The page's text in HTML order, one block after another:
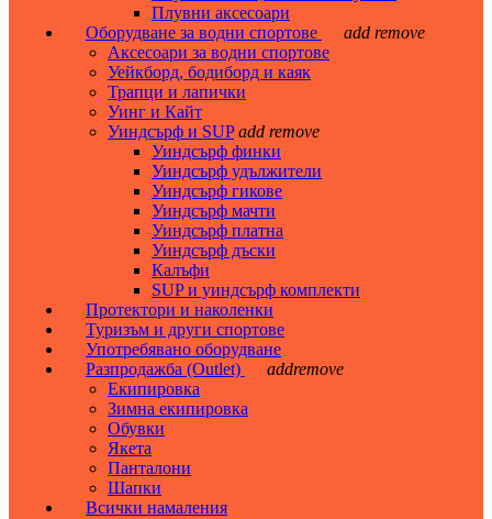
Плувни аксесоари
Оборудване за водни спортове
add remove
Аксесоари за водни спортове
Уейкборд, бодиборд и каяк
Трапци и лапички
Уинг и Кайт
Уиндсърф и SUP add remove
Уиндсърф финки
Уиндсърф удължители
Уиндсърф гикове
Уиндсърф мачти
Уиндсърф платна
Уиндсърф дъски
Калъфи
SUP и уиндсърф комплекти
Протектори и наколенки
Туризъм и други спортове
Употребявано оборудване
Разпродажба (Outlet)
addremove
Екипировка
Зимна екипировка
Обувки
Якета
Панталони
Шапки
Всички намаления